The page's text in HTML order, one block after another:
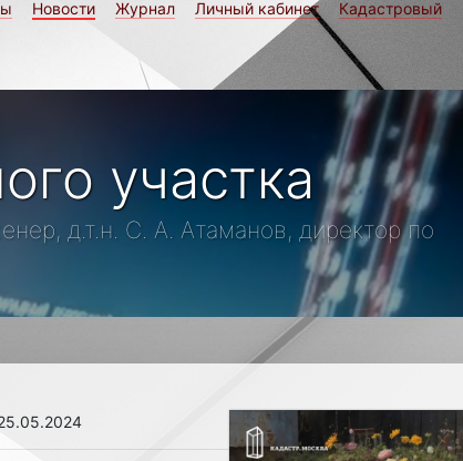
Новости Журнал Личный кабинет
Кадастровый
участка
д.т.н. С. А. Атаманов, директор по